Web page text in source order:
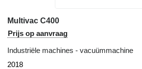
Multivac C400
Prijs op aanvraag
Industriële machines - vacuümmachine
2018